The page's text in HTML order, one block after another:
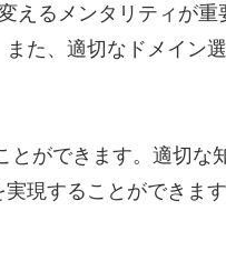
えるメンタリティが
た、適切なドメイン
ができます。適切な
現することができます